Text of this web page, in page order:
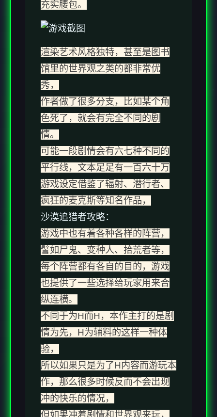
充实腰包。
渲染艺术风格独特，甚至是图书
馆里的世界观之类的都非常优
秀，
作者做了很多分支，比如某个角
色死了，就会有完全不同的剧
情。
可能一段剧情会有六七种不同的
平行线，文本足足有一百六十万
游戏设定借鉴了辐射、潜行者、
疯狂的麦克斯等知名作品，
沙漠追猎者攻略：
游戏中也有着各种各样的阵营，
譬如尸鬼、变种人、拾荒者等，
每个阵营都有各自的目的，游戏
也提供了一些选择给玩家用来合
纵连横。
不同于为H而H，本作主打的是剧
情为先，H为辅料的这样一种体
验，
所以如果只是为了H内容而游玩本
作，那么很多时候反而不会出现
冲的快乐的情况，
但如果冲着剧情和世界观来玩，